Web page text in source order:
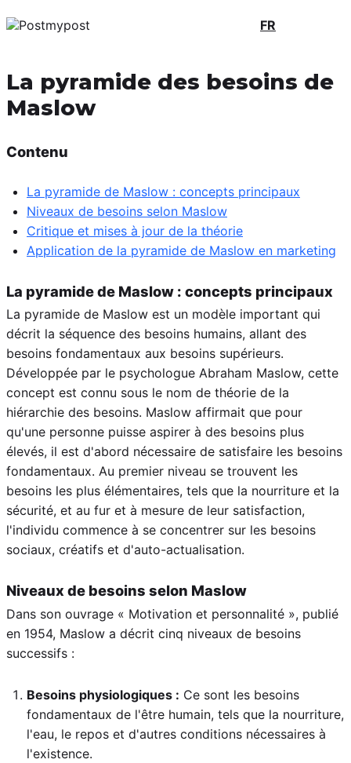
FR
La pyramide des besoins de
Maslow
Contenu
La pyramide de Maslow : concepts principaux
Niveaux de besoins selon Maslow
Critique et mises à jour de la théorie
Application de la pyramide de Maslow en marketing
La pyramide de Maslow : concepts principaux
La pyramide de Maslow est un modèle important qui
décrit la séquence des besoins humains, allant des
besoins fondamentaux aux besoins supérieurs.
Développée par le psychologue Abraham Maslow, cette
concept est connu sous le nom de théorie de la
hiérarchie des besoins. Maslow affirmait que pour
qu'une personne puisse aspirer à des besoins plus
élevés, il est d'abord nécessaire de satisfaire les besoins
fondamentaux. Au premier niveau se trouvent les
besoins les plus élémentaires, tels que la nourriture et la
sécurité, et au fur et à mesure de leur satisfaction,
l'individu commence à se concentrer sur les besoins
sociaux, créatifs et d'auto-actualisation.
Niveaux de besoins selon Maslow
Dans son ouvrage « Motivation et personnalité », publié
en 1954, Maslow a décrit cinq niveaux de besoins
successifs :
Besoins physiologiques : Ce sont les besoins
fondamentaux de l'être humain, tels que la nourriture,
l'eau, le repos et d'autres conditions nécessaires à
l'existence.